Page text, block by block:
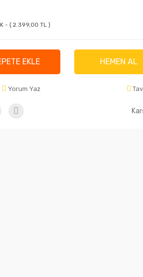
- ( 2.399,00 TL )
EKLE HEMEN AL
Yorum Yaz